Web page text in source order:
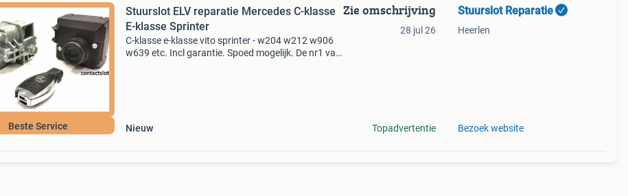
Beste Service
Stuurslot ELV reparatie Mercedes C-klasse
E-klasse Sprinter
C-klasse e-klasse vito sprinter - w204 w212 w906
w639 etc. Incl garantie. Spoed mogelijk. De nr1 van
Nieuw
Zie omschrijving
28 jul 26
Topadvertentie
Stuurslot Reparatie
Heerlen
Bezoek website